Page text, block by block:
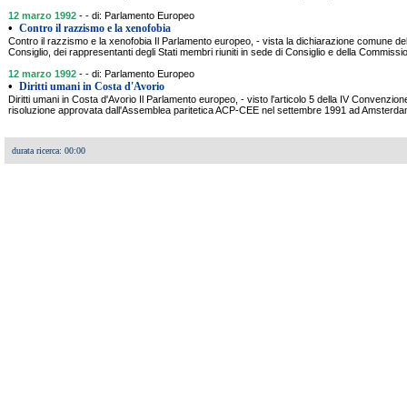
12 marzo 1992 - - di: Parlamento Europeo
• Contro il razzismo e la xenofobia
Contro il razzismo e la xenofobia Il Parlamento europeo, - vista la dichiarazione comune
Consiglio, dei rappresentanti degli Stati membri riuniti in sede di Consiglio e della
12 marzo 1992 - - di: Parlamento Europeo
• Diritti umani in Costa d'Avorio
Diritti umani in Costa d'Avorio Il Parlamento europeo, - visto l'articolo 5 della IV
risoluzione approvata dall'Assemblea paritetica ACP-CEE nel settembre 1991 ad
durata ricerca: 00:00